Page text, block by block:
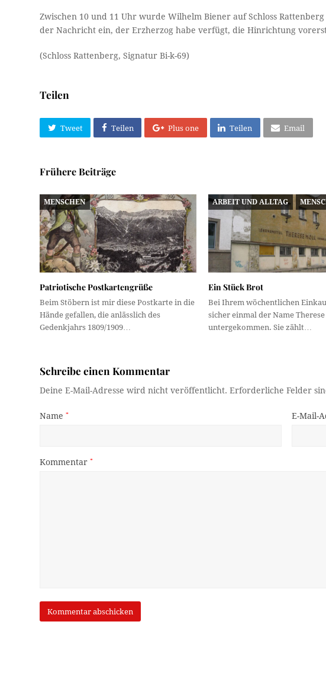
Zwischen 10 und 11 Uhr wurde Wilhelm Biener auf Schloss
der Nachricht ein, der Erzherzog habe verfügt, die Hinrichtung vorerst
(Schloss Rattenberg, Signatur Bi-k-69)
Teilen
Tweet Teilen Plus one Teilen Email
Frühere Beiträge
MENSCHEN
Patriotische Postkartengrüße
Beim Stöbern ist mir diese Postkarte in die
Hände gefallen, die anlässlich des
Gedenkjahrs 1809/1909…
ARBEIT UND ALLTAG
Ein Stück Brot
Bei Ihrem wöchentlichen
sicher einmal der Name
untergekommen. Sie zählt…
Schreibe einen Kommentar
Deine E-Mail-Adresse wird nicht veröffentlicht. Erforderliche Felder
Name* E-Mail-
Kommentar*